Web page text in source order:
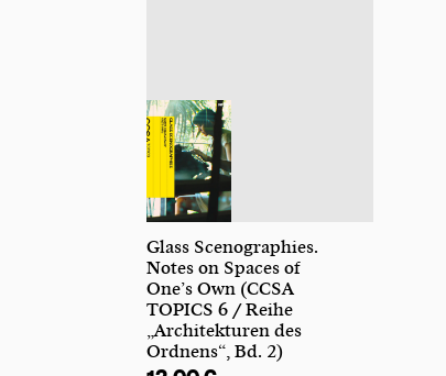
Glass Scenographies.
Notes on Spaces of
One’s Own (CCSA
TOPICS 6 / Reihe
„Architekturen des
Ordnens“, Bd. 2)